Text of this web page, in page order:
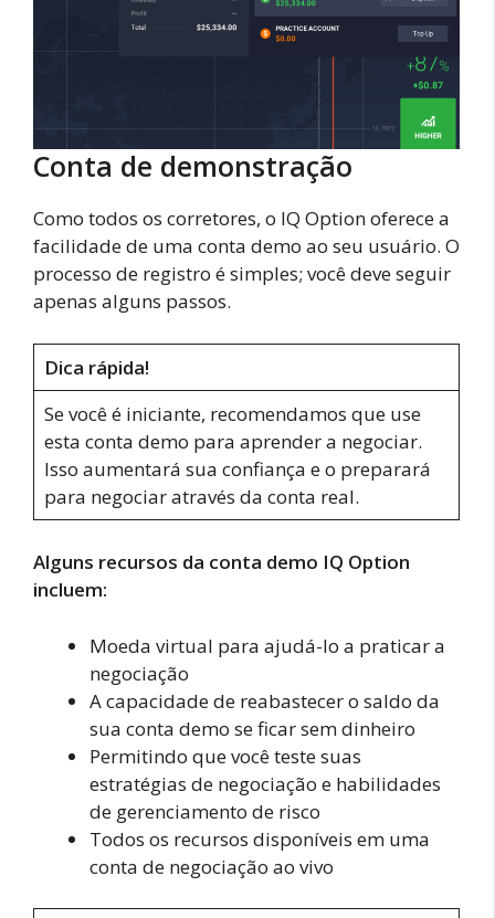
Conta de demonstração
Como todos os corretores, o IQ Option oferece a
facilidade de uma conta demo ao seu usuário. O
processo de registro é simples; você deve seguir
apenas alguns passos.
Dica rápida!
Se você é iniciante, recomendamos que use
esta conta demo para aprender a negociar.
Isso aumentará sua confiança e o preparará
para negociar através da conta real.
Alguns recursos da conta demo IQ Option
incluem:
Moeda virtual para ajudá-lo a praticar a
negociação
A capacidade de reabastecer o saldo da
sua conta demo se ficar sem dinheiro
Permitindo que você teste suas
estratégias de negociação e habilidades
de gerenciamento de risco
Todos os recursos disponíveis em uma
conta de negociação ao vivo